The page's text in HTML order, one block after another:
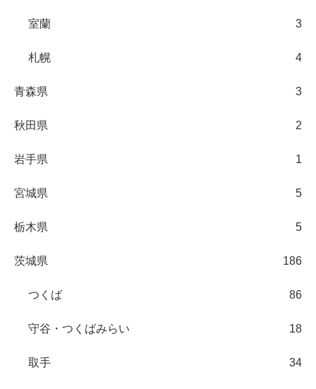
室蘭 3
札幌 4
青森県 3
秋田県 2
岩手県 1
宮城県 5
栃木県 5
茨城県 186
つくば 86
守谷・つくばみらい 18
取手 34